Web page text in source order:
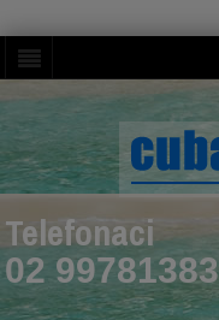
Telefonaci
02 99781383